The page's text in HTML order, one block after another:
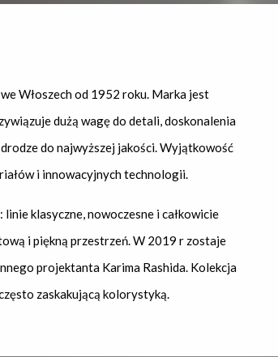
Włoszech od 1952 roku. Marka jest
dużą wagę do detali, doskonalenia
do najwyższej jakości. Wyjątkowość
i innowacyjnych technologii.
klasyczne, nowoczesne i całkowicie
i piękną przestrzeń. W 2019 r zostaje
projektanta Karima Rashida. Kolekcja
zaskakującą kolorystyką.